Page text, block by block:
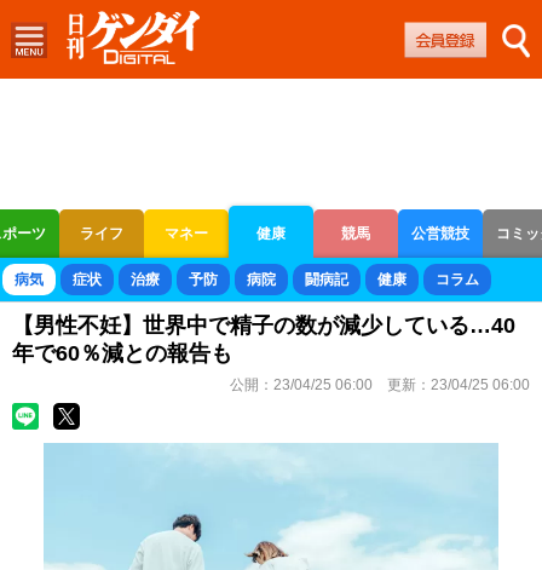
ーツ ライフ マネー 健康 競馬 公営競技 コミ
ボートレース 競輪 オートレース
病気 症状 治療 予防 病院 闘病記 健康 コラム
【男性不妊】世界中で精子の数が減少している…40
年で60％減との報告も
公開： 23/04/25 06:00 更新： 23/04/25 06:00